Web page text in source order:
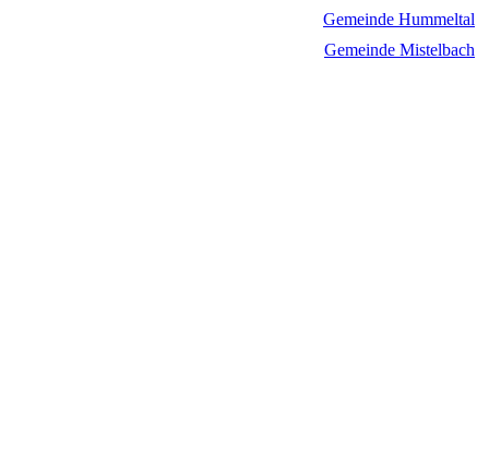
Gemeinde Hummeltal
Gemeinde Mistelbach